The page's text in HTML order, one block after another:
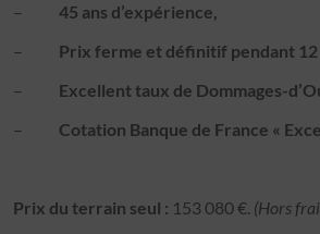
– 45 ans d’expérience,
– Prix ferme et définitif pendant 12
– Excellent taux de Dommages-
– Cotation Banque de France «
Prix du terrain seul : 153 080 €. (Hors